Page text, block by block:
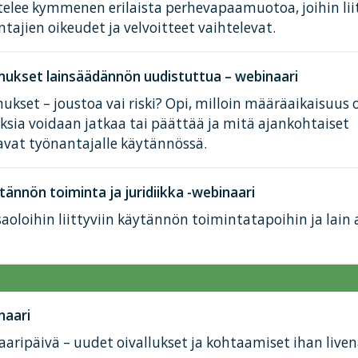
kymmenen erilaista perhevapaamuotoa, joihin
oikeudet ja velvoitteet vaihtelevat.
lainsäädännön uudistuttua – webinaari
– joustoa vai riski? Opi, milloin määräaikaisuus
voidaan jatkaa tai päättää ja mitä ajankohtaiset
työnantajalle käytännössä.
toiminta ja juridiikka -webinaari
liittyviin käytännön toimintatapoihin ja lain
– uudet oivallukset ja kohtaamiset ihan